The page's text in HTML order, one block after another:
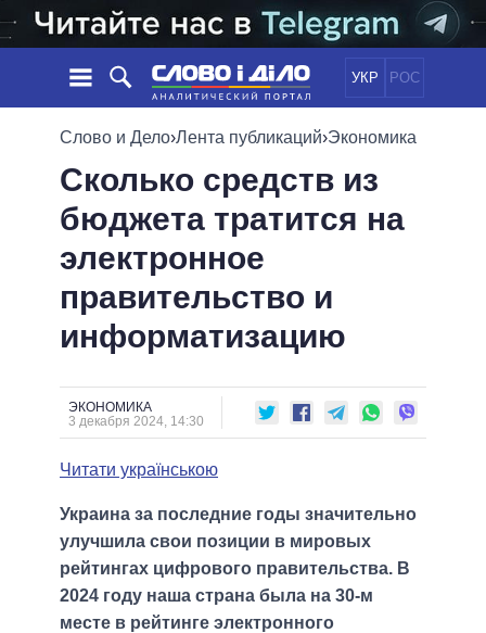
УКР РОС
НОВОСТИ
ЛЕНТА
СОБЫТИЯ
СТАТЬИ
МНЕНИЯ
ОБЗОРЫ
ДАЙДЖЕСТЫ
ПОЛИТИКА
ЭКОНОМИКА
ОБЩЕСТВО
ОБЕЩАНИЯ
ПОЛИТИКИ
ВСЕ ПОЛИТИКИ
ПРЕЗИДЕНТ И ОФИС
ВЕРХОВНАЯ РАДА
ГЛАВЫ ОБЛАДМИНИСТРАЦИЙ
МЭРЫ
ВСЕ ПЕРСОНЫ
ВИДЕО
СРАВНЕНИЕ ПОЛИТИКОВ
Слово и Дело›Лента публикаций›Экономика
Сколько средств из
бюджета тратится на
электронное
правительство и
информатизацию
ЭКОНОМИКА
3 декабря 2024, 14:30
Читати українською
Украина за последние годы значительно
улучшила свои позиции в мировых
рейтингах цифрового правительства. В
2024 году наша страна была на 30-м
месте в рейтинге электронного